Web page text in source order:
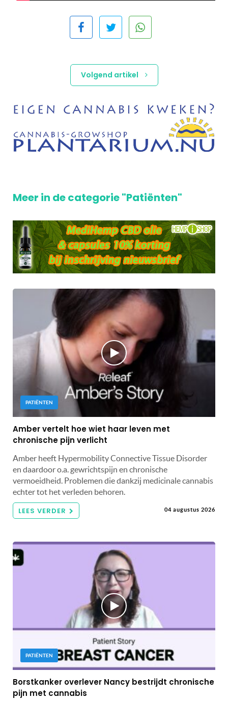
Volgend artikel
Meer in de categorie "Patiënten"
PATIËNTEN
Amber vertelt hoe wiet haar leven met
chronische pijn verlicht
Amber heeft Hypermobility Connective Tissue Disorder
en daardoor o.a. gewrichtspijn en chronische
vermoeidheid. Problemen die dankzij medicinale cannabis
echter tot het verleden behoren.
LEES VERDER 04 augustus 2026
PATIËNTEN
Borstkanker overlever Nancy bestrijdt chronische
pijn met cannabis